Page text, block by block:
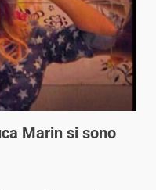
Marin si sono